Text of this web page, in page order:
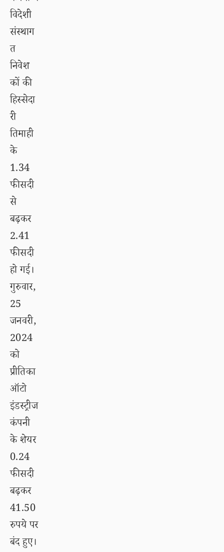
विदेशी
संस्थाग
त
निवेश
कों की
हिस्सेदा
री
तिमाही
के
1.34
फीसदी
से
बढ़कर
2.41
फीसदी
हो गई।
गुरुवार,
25
जनवरी,
2024
को
प्रीतिका
ऑटो
इंडस्ट्रीज
कंपनी
के शेयर
0.24
फीसदी
बढ़कर
41.50
रुपये पर
बंद हुए।